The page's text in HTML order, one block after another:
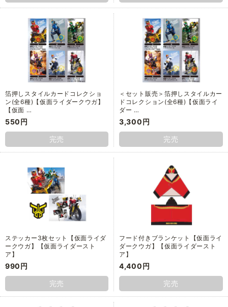
箔押しスタイルカードコレクショ
ン(全6種)【仮面ライダークウガ】
【仮面 …
550円
完売
＜セット販売＞箔押しスタイルカー
ドコレクション(全6種)【仮面ライ
ダー …
3,300円
完売
ステッカー3枚セット【仮面ライダ
ークウガ】【仮面ライダースト
ア】
990円
完売
フード付きブランケット【仮面ライ
ダークウガ】【仮面ライダースト
ア】
4,400円
完売